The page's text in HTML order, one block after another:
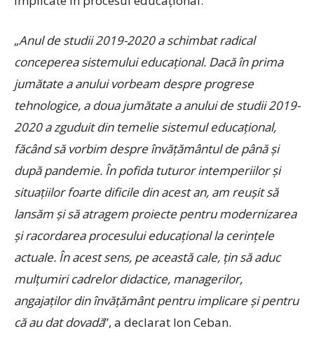
„Anul de studii 2019-2020 a schimbat radical
conceperea sistemului educaţional. Dacă în prima
jumătate a anului vorbeam despre progrese
tehnologice, a doua jumătate a anului de studii 2019-
2020 a zguduit din temelie sistemul educaţional,
făcând să vorbim despre învăţământul de până şi
după pandemie. În pofida tuturor intemperiilor şi
situaţiilor foarte dificile din acest an, am reuşit să
lansăm şi să atragem proiecte pentru modernizarea
şi racordarea procesului educaţional la cerinţele
actuale. În acest sens, pe această cale, ţin să aduc
mulţumiri cadrelor didactice, managerilor,
angajaţilor din învăţământ pentru implicare şi pentru
că au dat dovadă”, a declarat Ion Ceban.